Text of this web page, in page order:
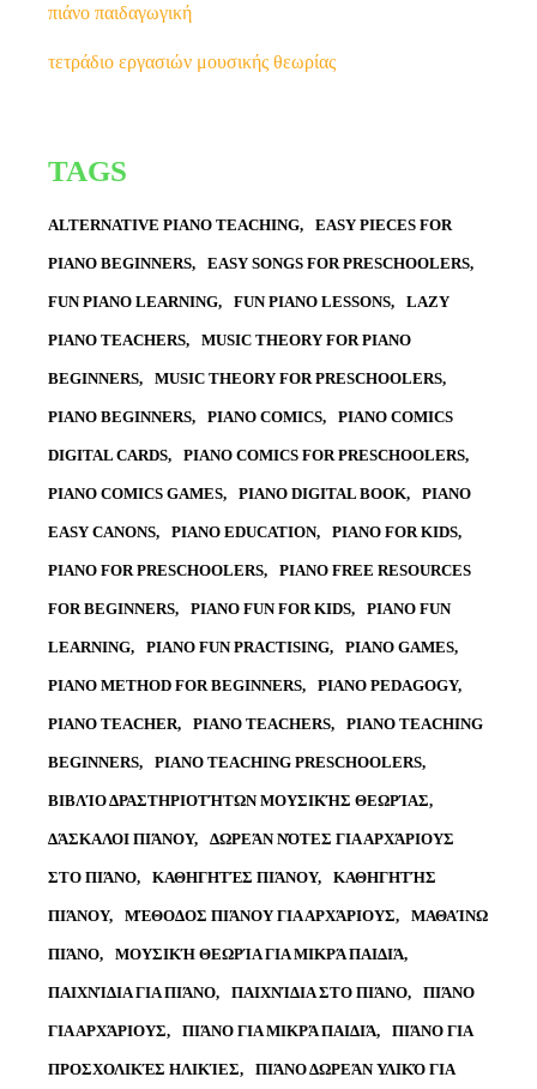
πιάνο παιδαγωγική
τετράδιο εργασιών μουσικής θεωρίας
TAGS
ALTERNATIVE PIANO TEACHING EASY PIECES FOR
PIANO BEGINNERS EASY SONGS FOR PRESCHOOLERS
FUN PIANO LEARNING FUN PIANO LESSONS LAZY
PIANO TEACHERS MUSIC THEORY FOR PIANO
BEGINNERS MUSIC THEORY FOR PRESCHOOLERS
PIANO BEGINNERS PIANO COMICS PIANO COMICS
DIGITAL CARDS PIANO COMICS FOR PRESCHOOLERS
PIANO COMICS GAMES PIANO DIGITAL BOOK PIANO
EASY CANONS PIANO EDUCATION PIANO FOR KIDS
PIANO FOR PRESCHOOLERS PIANO FREE RESOURCES
FOR BEGINNERS PIANO FUN FOR KIDS PIANO FUN
LEARNING PIANO FUN PRACTISING PIANO GAMES
PIANO METHOD FOR BEGINNERS PIANO PEDAGOGY
PIANO TEACHER PIANO TEACHERS PIANO TEACHING
BEGINNERS PIANO TEACHING PRESCHOOLERS
ΒΙΒΛΊΟ ΔΡΑΣΤΗΡΙΟΤΉΤΩΝ ΜΟΥΣΙΚΉΣ ΘΕΩΡΊΑΣ
ΔΆΣΚΑΛΟΙ ΠΙΆΝΟΥ ΔΩΡΕΆΝ ΝΌΤΕΣ ΓΙΑ ΑΡΧΆΡΙΟΥΣ
ΣΤΟ ΠΙΆΝΟ ΚΑΘΗΓΗΤΈΣ ΠΙΆΝΟΥ ΚΑΘΗΓΗΤΉΣ
ΠΙΆΝΟΥ ΜΈΘΟΔΟΣ ΠΙΆΝΟΥ ΓΙΑ ΑΡΧΆΡΙΟΥΣ ΜΑΘΑΊΝΩ
ΠΙΆΝΟ ΜΟΥΣΙΚΉ ΘΕΩΡΊΑ ΓΙΑ ΜΙΚΡΆ ΠΑΙΔΙΆ
ΠΑΙΧΝΊΔΙΑ ΓΙΑ ΠΙΆΝΟ ΠΑΙΧΝΊΔΙΑ ΣΤΟ ΠΙΆΝΟ ΠΙΆΝΟ
ΓΙΑ ΑΡΧΆΡΙΟΥΣ ΠΙΆΝΟ ΓΙΑ ΜΙΚΡΆ ΠΑΙΔΙΆ ΠΙΆΝΟ ΓΙΑ
ΠΡΟΣΧΟΛΙΚΈΣ ΗΛΙΚΊΕΣ ΠΙΆΝΟ ΔΩΡΕΆΝ ΥΛΙΚΌ ΓΙΑ